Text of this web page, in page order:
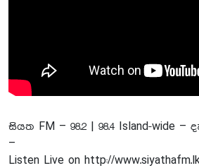
සියත FM – 98.2 | 98.4 Island-wide
–
Listen Live on http://